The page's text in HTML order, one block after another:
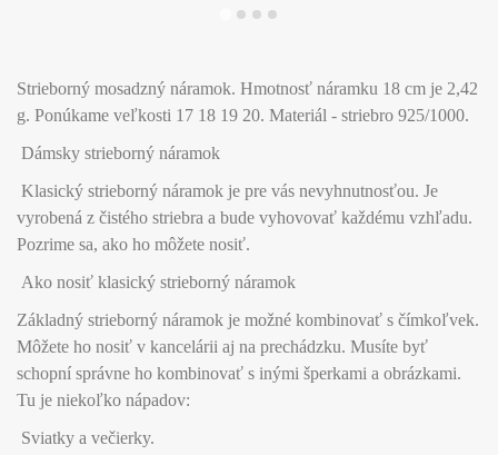
Strieborný mosadzný náramok. Hmotnosť náramku 18 cm je 2,42
g. Ponúkame veľkosti 17 18 19 20. Materiál - striebro 925/1000.
Dámsky strieborný náramok
Klasický strieborný náramok je pre vás nevyhnutnosťou. Je
vyrobená z čistého striebra a bude vyhovovať každému vzhľadu.
Pozrime sa, ako ho môžete nosiť.
Ako nosiť klasický strieborný náramok
Základný strieborný náramok je možné kombinovať s čímkoľvek.
Môžete ho nosiť v kancelárii aj na prechádzku. Musíte byť
schopní správne ho kombinovať s inými šperkami a obrázkami.
Tu je niekoľko nápadov:
Sviatky a večierky.